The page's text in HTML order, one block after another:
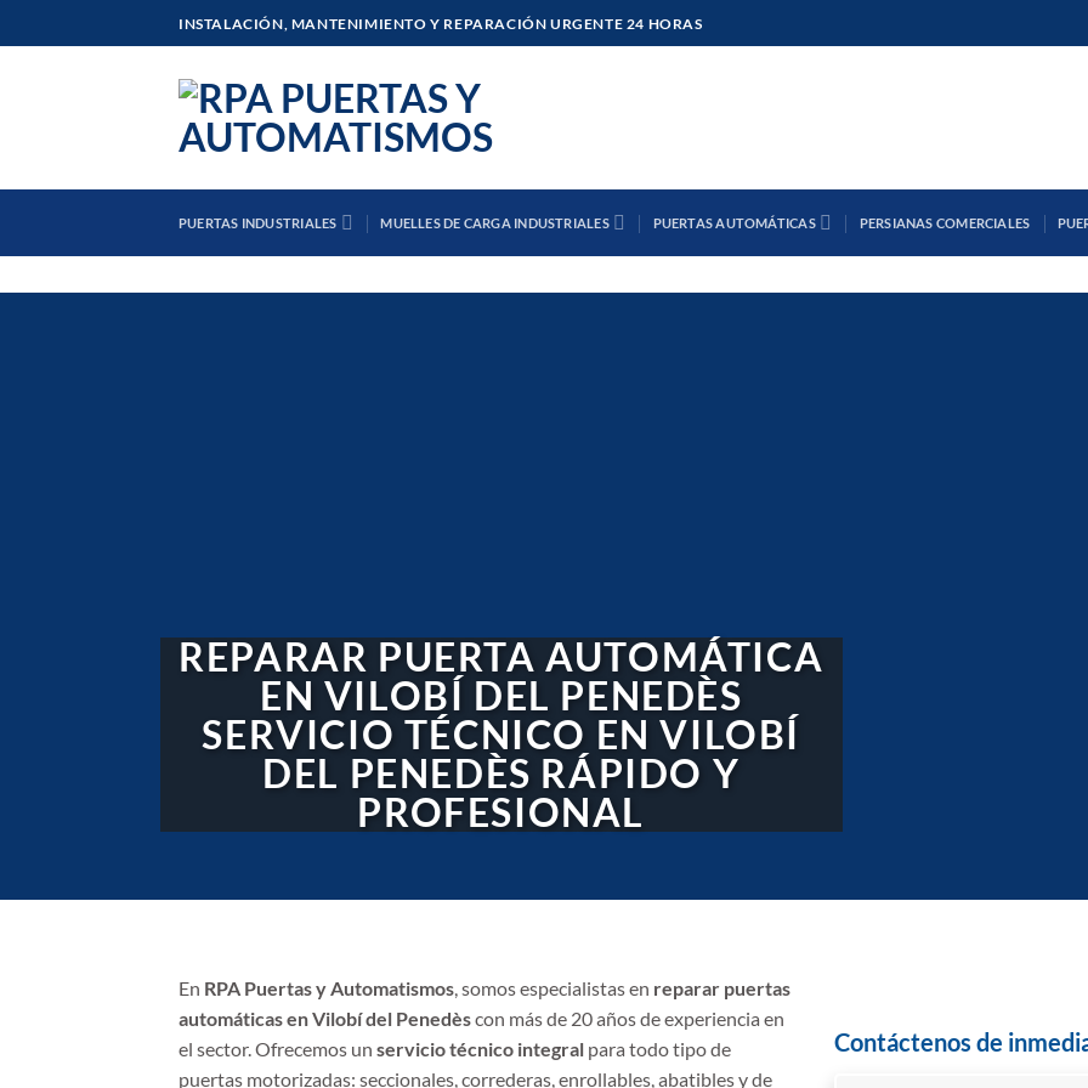
al
INSTALACIÓN, MANTENIMIENTO Y REPARACIÓN URGENTE 24 HORAS
PUERTAS INDUSTRIALES MUELLES DE CARGA INDUSTRIALES PUERTAS AUTOMÁTICAS PERSIANAS COMERCIALES
REPARAR PUERTA AUTOMÁTICA
EN VILOBÍ DEL PENEDÈS
SERVICIO TÉCNICO EN VILOBÍ
DEL PENEDÈS RÁPIDO Y
PROFESIONAL
En RPA Puertas y Automatismos, somos especialistas en reparar puertas
automáticas en Vilobí del Penedèscon más de 20 años de experiencia en
el sector. Ofrecemos un servicio técnico integral para todo tipo de
puertas motorizadas: seccionales, correderas, enrollables, abatibles y de
Contáctenos de